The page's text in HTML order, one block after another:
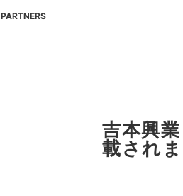
PARTNERS
吉本興
載されま